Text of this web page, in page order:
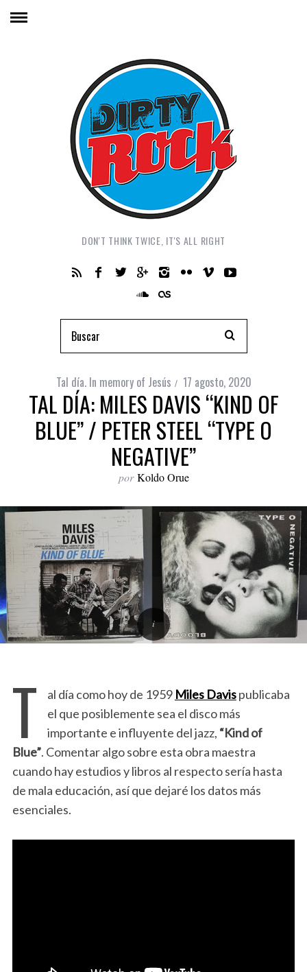
DON'T THINK TWICE, IT'S ALL RIGHT
Tal día. In memory of Jesús 17 agosto, 2020
TAL DÍA: MILES DAVIS “KIND OF
BLUE” / PETER STEEL “TYPE O
NEGATIVE”
por Koldo Orue
T al día como hoy de 1959 Miles Davispublicaba
el que posiblemente sea el disco más
importante e influyente del jazz, “Kind of
Blue”. Comentar algo sobre esta obra maestra
cuando hay estudios y libros al respecto sería hasta
de mala educación, así que dejaré los datos más
esenciales.